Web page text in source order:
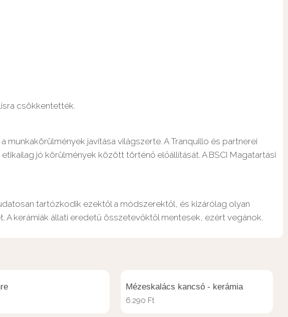
csökkentették.
munkakörülmények javítása világszerte. A Tranquillo és partnerei
jó körülmények között történő előállítását. A BSCI Magatartási
tartózkodik ezektől a módszerektől, és kizárólag olyan
kerámiák állati eredetű összetevőktől mentesek, ezért vegánok.
Mézeskalács kancsó - kerámia
6.290 Ft